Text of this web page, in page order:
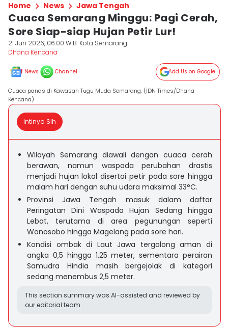
Home News Jawa Tengah
Cuaca Semarang Minggu: Pagi Cerah,
Sore Siap-siap Hujan Petir Lur!
21 Jun 2026, 06:00 WIB Kota Semarang
Dhana Kencana
News Channel Add Us on Google
Cuaca panas di Kawasan Tugu Muda Semarang. (IDN Times/Dhana
Kencana)
Intinya Sih
Wilayah Semarang diawali dengan cuaca cerah
berawan, namun waspada perubahan drastis
menjadi hujan lokal disertai petir pada sore hingga
malam hari dengan suhu udara maksimal 33°C.
Provinsi Jawa Tengah masuk dalam daftar
Peringatan Dini Waspada Hujan Sedang hingga
Lebat, terutama di area pegunungan seperti
Wonosobo hingga Magelang pada sore hari.
Kondisi ombak di Laut Jawa tergolong aman di
angka 0,5 hingga 1,25 meter, sementara perairan
Samudra Hindia masih bergejolak di kategori
sedang menembus 2,5 meter.
This section summary was AI-assisted and reviewed by
our editorial team.